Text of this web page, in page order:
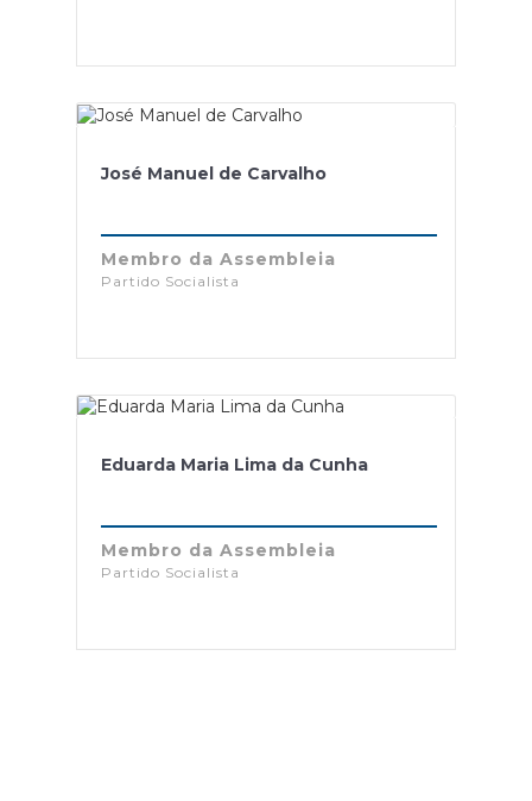
José Manuel de Carvalho
Membro da Assembleia
Partido Socialista
Eduarda Maria Lima da Cunha
Membro da Assembleia
Partido Socialista